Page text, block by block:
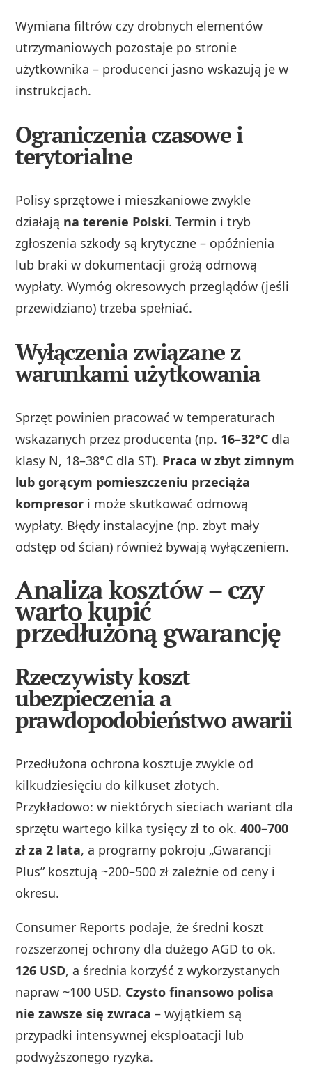
Wymiana filtrów czy drobnych elementów
utrzymaniowych pozostaje po stronie
użytkownika – producenci jasno wskazują je w
instrukcjach.
Ograniczenia czasowe i
terytorialne
Polisy sprzętowe i mieszkaniowe zwykle
działają na terenie Polski. Termin i tryb
zgłoszenia szkody są krytyczne – opóźnienia
lub braki w dokumentacji grożą odmową
wypłaty. Wymóg okresowych przeglądów (jeśli
przewidziano) trzeba spełniać.
Wyłączenia związane z
warunkami użytkowania
Sprzęt powinien pracować w temperaturach
wskazanych przez producenta (np. 16–32°C dla
klasy N, 18–38°C dla ST). Praca w zbyt zimnym
lub gorącym pomieszczeniu przeciąża
kompresor i może skutkować odmową
wypłaty. Błędy instalacyjne (np. zbyt mały
odstęp od ścian) również bywają wyłączeniem.
Analiza kosztów – czy
warto kupić
przedłużoną gwarancję
Rzeczywisty koszt
ubezpieczenia a
prawdopodobieństwo awarii
Przedłużona ochrona kosztuje zwykle od
kilkudziesięciu do kilkuset złotych.
Przykładowo: w niektórych sieciach wariant dla
sprzętu wartego kilka tysięcy zł to ok.400–700
zł za 2 lata, a programy pokroju „Gwarancji
Plus” kosztują ~200–500 zł zależnie od ceny i
okresu.
Consumer Reports podaje, że średni koszt
rozszerzonej ochrony dla dużego AGD to ok.
126 USD, a średnia korzyść z wykorzystanych
napraw ~100 USD. Czysto finansowo polisa
nie zawsze się zwraca – wyjątkiem są
przypadki intensywnej eksploatacji lub
podwyższonego ryzyka.